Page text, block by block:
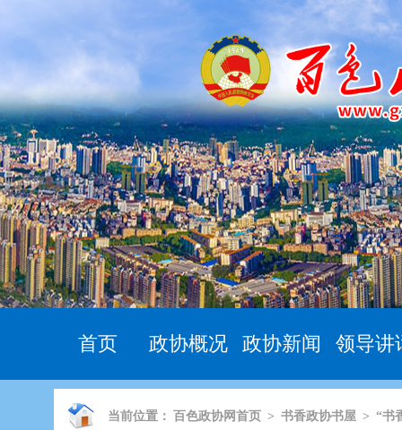
首页 政协概况 政协新闻 领导讲
当前位置： 百色政协网首页 > 书香政协书屋 > “书